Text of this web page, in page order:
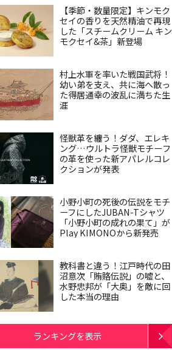
【季節・数量限定】キンモク
セイの香りを天然精油で再現
した「スチームクリーム キン
モクセイ&茶」新登場
村上水軍を率いた戦国武将！
幼い弟を支え、共に海へ散っ
た得居通幸の波乱に満ちた生
涯
怪獣革を纏う！ダダ、エレキ
ング…ウルトラ怪獣モチーフ
の革を使った新アパレルコレ
クションが発表
小野小町の死後の伝説をモチ
ーフにしたJUBAN-Tシャツ
「小野小町の成れの果て」が
Play KIMONOから新発売
教科書と違う！江戸時代の田
沼意次「賄賂伝説」の嘘と、
水野忠邦が「大奥」を敵に回
した本当の理由
ランキングを表示